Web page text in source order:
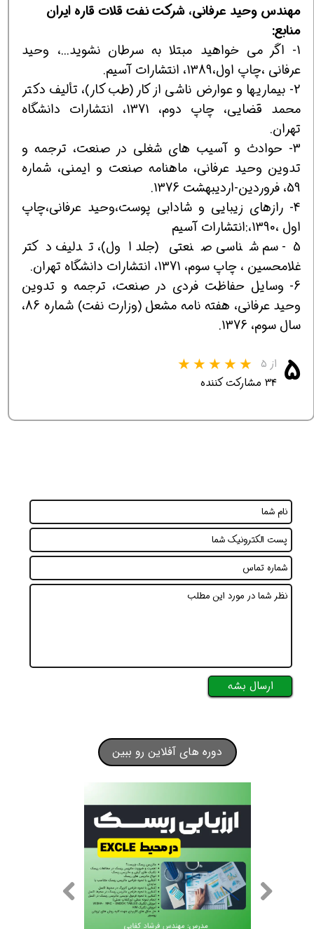
مهندس وحید عرفانی، شرکت نفت قلات قاره ایران
منابع:
1- اگر می خواهید مبتلا به سرطان نشوید...، وحید
عرفانی ،چاپ اول،1389، انتشارات آسیم.
2- بیماری‎ها و عوارض ناشی از کار (طب کار)، تألیف دکتر
محمد قضایی، چاپ دوم، 1371، انتشارات دانشگاه
تهران.
3- حوادث و آسیب های شغلی در صنعت، ترجمه و
تدوین وحید عرفانی، ماهنامه صنعت و ایمنی، شماره
59، فروردین-اردیبهشت 1376.
4- رازهای زیبایی و شادابی پوست،وحید عرفانی،چاپ
اول ،1390،:انتشارات آسیم
5- سم شناسی صنعتی (جلد اول)، تدلیف دکتر
غلامحسین ، چاپ سوم، 1371، انتشارات دانشگاه تهران.
6- وسایل حفاظت فردی در صنعت، ترجمه و تدوین
وحید عرفانی، هفته نامه مشعل (وزارت نفت) شماره 86،
سال سوم، 1376.
۵ از ۵
۳۴ مشارکت کننده
ارسال بشه
دوره های آفلاین رو ببین